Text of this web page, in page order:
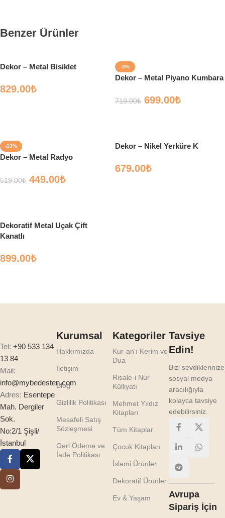
Benzer Ürünler
Dekor – Metal Bisiklet
829.00₺
-3%
Dekor – Metal Piyano Kumbara
719.00₺ 699.00₺
-13%
Dekor – Metal Radyo
519.00₺ 449.00₺
Dekor – Nikel Yerküre K
679.00₺
Dekoratif Metal Uçak Çift
Kanatlı
899.00₺
Tel: +90 533 134
13 84
Mail:
info@mybedesten.com
Adres: Esentepe
Mah. Dergiler
Sok.
No:2/1 Şişli/
İstanbul
Kurumsal
Hakkımızda
İletişim
Blog
Gizlilik Politikası
Mesafeli Satış
Sözleşmesi
Geri Ödeme ve
İade Politikası
Kategoriler
Kur-an'ı Kerim ve
Dua
Risale-i Nur
Külliyatı
Mehmet Yıldız
Kitapları
Tüm Kitaplar
Çocuk Kitapları
İslami Ürünler
Dekoratif Ürünler
Ev & Yaşam
Tavsiye
Edin!
Bizi sevdiklerinize
sosyal medya
aracılığıyla
kolayca tavsiye
edebilirsiniz.
Avrupa
Sipariş İçin